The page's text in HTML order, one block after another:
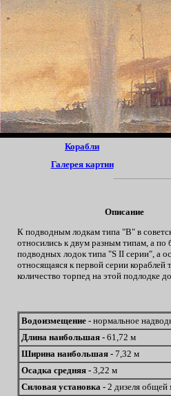
Корабли
Галерея картин
Описание
К подводным лодкам типа "В" в
относились к двум разным типам, а
подводных лодок типа "S II серии", а
относящаяся к первой серии
количество торпед на этой подлодке
Водоизмещение - нормальное
Длина наибольшая - 61,72 м
Ширина наибольшая - 7,32 м
Осадка средняя - 3,22 м
Силовая установка - 2 дизеля общей